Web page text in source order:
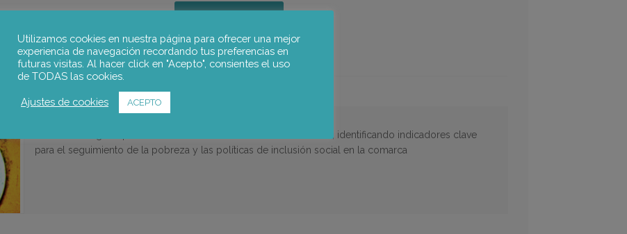
Estudio encargado por el Consell Comarcal del Vallés Occidental, identificando indicadores clave
para el seguimiento de la pobreza y las políticas de inclusión social en la comarca
Utilizamos cookies en nuestra página para ofrecer una mejor
experiencia de navegación recordando tus preferencias en
futuras visitas. Al hacer click en "Acepto", consientes el uso
de TODAS las cookies.
Ajustes de cookies ACEPTO